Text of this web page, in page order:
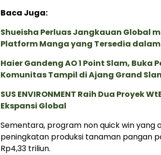
Baca Juga:
Shueisha Perluas Jangkauan Global
Platform Manga yang Tersedia dalam
Haier Gandeng AO 1 Point Slam, Buka
Komunitas Tampil di Ajang Grand
SUS ENVIRONMENT Raih Dua Proyek
Ekspansi Global
Sementara, program non quick win yang
peningkatan produksi tanaman pangan
Rp4,33 triliun.